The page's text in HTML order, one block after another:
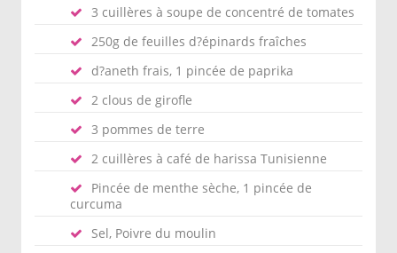
3 cuillères à soupe de concentré de tomates
250g de feuilles d?épinards fraîches
d?aneth frais, 1 pincée de paprika
2 clous de girofle
3 pommes de terre
2 cuillères à café de harissa Tunisienne
Pincée de menthe sèche, 1 pincée de
curcuma
Sel, Poivre du moulin